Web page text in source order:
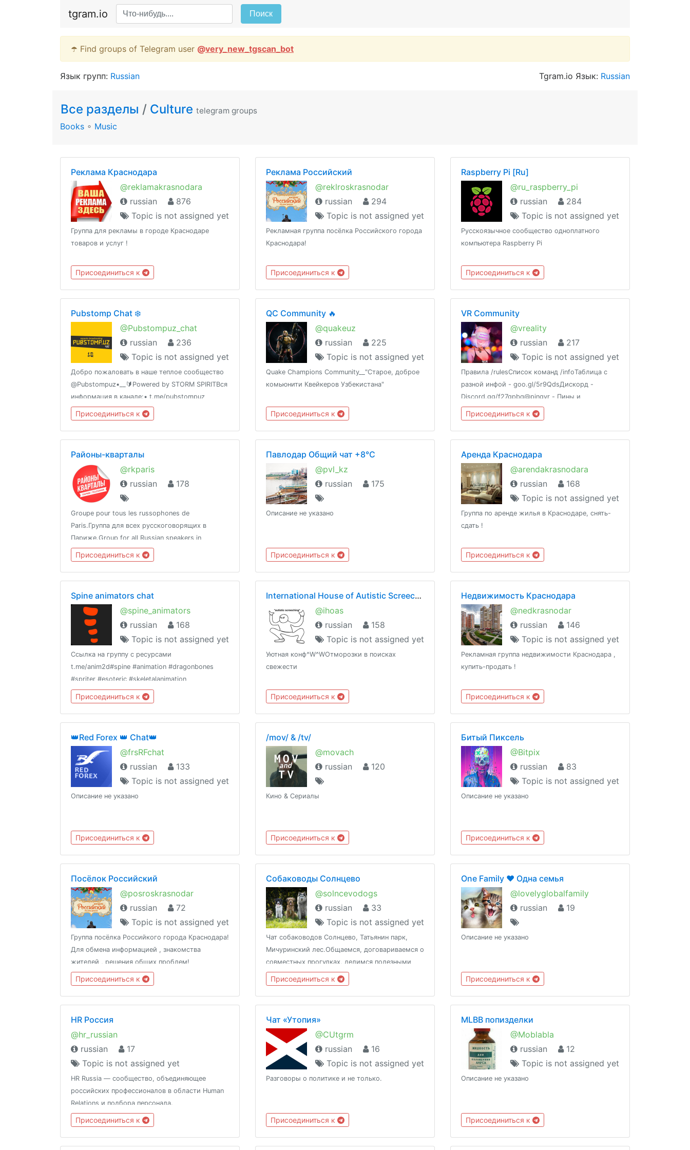
tgram.io Поиск
☂️ Find groups of Telegram user @very_new_tgscan_bot
Язык групп: Russian Tgram.io Язык: Russian
Все разделы / Culture telegram groups
Books ∘ Music
Реклама Краснодара
@reklamakrasnodara
russian
876
Topic is not assigned yet
Группа для рекламы в городе Краснодаре
товаров и услуг !
Присоединиться к
Реклама Российский
@reklroskrasnodar
russian
294
Topic is not assigned yet
Рекламная группа посёлка Российского города
Краснодара!
Присоединиться к
Raspberry Pi [Ru]
@ru_raspberry_pi
russian
284
Topic is not assigned yet
Русскоязычное сообщество одноплатного
компьютера Raspberry Pi
Присоединиться к
Pubstomp Chat ❄️
@Pubstompuz_chat
russian
236
Topic is not assigned yet
Добро пожаловать в наше теплое сообщество
@Pubstompuz▪️__🔰Powered by STORM SPIRITВся
информация в канале:• t.me/pubstompuz
Присоединиться к
QC Community 🔥
@quakeuz
russian
225
Topic is not assigned yet
Quake Champions Community__"Старое, доброе
комьюнити Квейкеров Узбекистана"
Присоединиться к
VR Community
@vreality
russian
217
Topic is not assigned yet
Правила /rulesСписок команд /infoТаблица с
разной инфой - goo.gl/5r9QdsДискорд -
Discord.gg/f27gpbq@pingvr - Пины и
объявления@justplayvr - Пиратки VR
игр@podozhdem - Цитатник@vrchan -
Автопостинг новостей
Присоединиться к
Районы-кварталы
@rkparis
russian
178
Groupe pour tous les russophones de
Paris.Группа для всех русскоговорящих в
Париже.Group for all Russian speakers in
Paris.Появился спамер или еще какой негодяй?
Просто ответьте на сообщение текстом
@banofbot и бот начнет голосование.
Присоединиться к
Павлодар Общий чат +8°C
@pvl_kz
russian
175
Описание не указано
Присоединиться к
Аренда Краснодара
@arendakrasnodara
russian
168
Topic is not assigned yet
Группа по аренде жилья в Краснодаре, снять-
сдать !
Присоединиться к
Spine animators chat
@spine_animators
russian
168
Topic is not assigned yet
Ссылка на группу с ресурсами
t.me/anim2d#spine #animation #dragonbones
#spriter #esoteric #skeletalanimation
#aftereffects #анимация #particleeffects
#animate
Присоединиться к
International House of Autistic Screeching
@ihoas
russian
158
Topic is not assigned yet
Уютная конф^W^WОтморозки в поисках
свежести
Присоединиться к
Недвижимость Краснодара
@nedkrasnodar
russian
146
Topic is not assigned yet
Рекламная группа недвижимости Краснодара ,
купить-продать !
Присоединиться к
👑Red Forex 👑 Chat👑
@frsRFchat
russian
133
Topic is not assigned yet
Описание не указано
Присоединиться к
/mov/ & /tv/
@movach
russian
120
Кино & Сериалы
Присоединиться к
Битый Пиксель
@Bitpix
russian
83
Topic is not assigned yet
Описание не указано
Присоединиться к
Посёлок Российский
@posroskrasnodar
russian
72
Topic is not assigned yet
Группа посёлка Российкого города Краснодара!
Для обмена информацией , знакомства
жителей , решения общих проблем!
Присоединиться к
Собаководы Солнцево
@solncevodogs
russian
33
Topic is not assigned yet
Чат собаководов Солнцево, Татьянин парк,
Мичуринский лес.Общаемся, договариваемся о
совместных прогулках, делимся полезными
контактами.
Присоединиться к
One Family ♥️ Одна семья
@lovelyglobalfamily
russian
19
Описание не указано
Присоединиться к
HR Россия
@hr_russian
russian
17
Topic is not assigned yet
HR Russia — сообщество, объединяющее
российских профессионалов в области Human
Relations и подбора персонала.
Присоединиться к
Чат «Утопия»
@CUtgrm
russian
16
Topic is not assigned yet
Разговоры о политике и не только.
Присоединиться к
MLBB попизделки
@Moblabla
russian
12
Topic is not assigned yet
Описание не указано
Присоединиться к